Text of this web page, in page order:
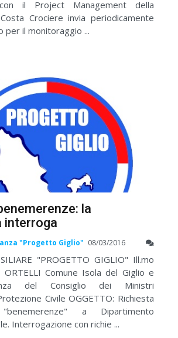
il Project Management della
Crociere invia periodicamente
per il monitoraggio ...
la
interroga
"Progetto Giglio" 08/03/2016
"PROGETTO GIGLIO" Ill.mo
ORTELLI Comune Isola del Giglio e
del Consiglio dei Ministri
Civile OGGETTO: Richiesta
"benemerenze" a Dipartimento
Interrogazione con richie ...